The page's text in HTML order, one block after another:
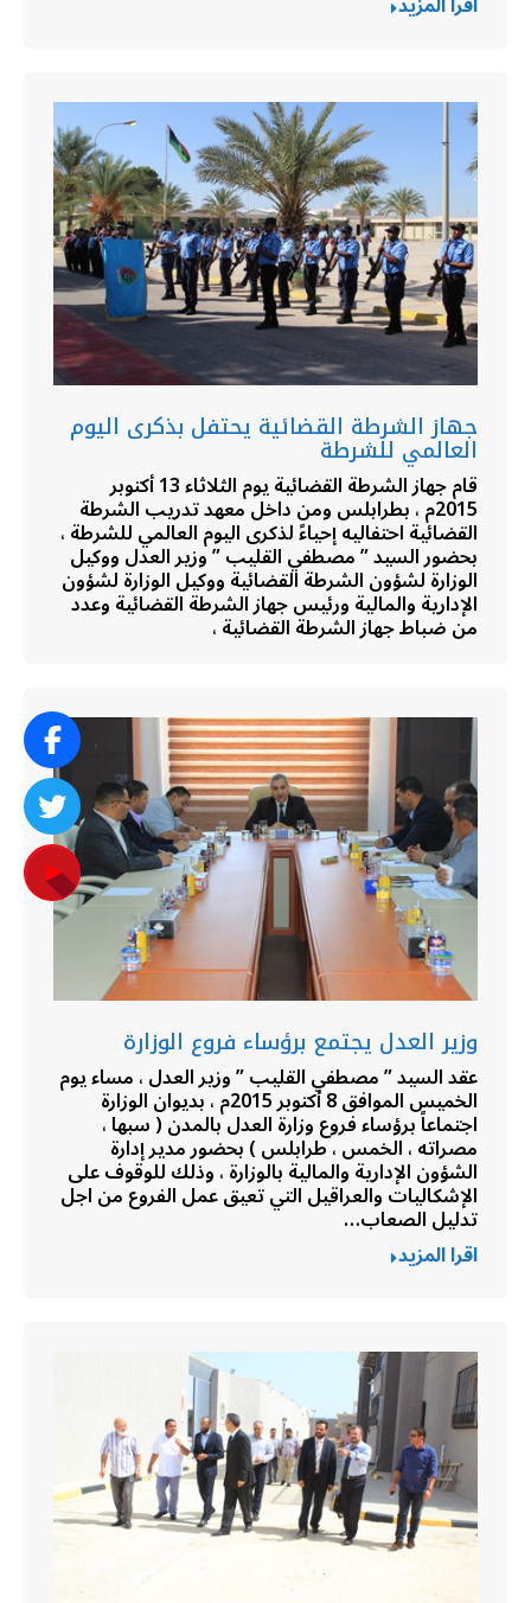
جهاز الشرطة القضائية يحتفل بذكرى اليوم
العالمي للشرطة
قام جهاز الشرطة القضائية يوم الثلاثاء 13 أكتوبر
2015م ، بطرابلس ومن داخل معهد تدريب الشرطة
القضائية احتفاليه إحياءً لذكرى اليوم العالمي للشرطة ،
بحضور السيد ” مصطفي القليب ” وزير العدل ووكيل
الوزارة لشؤون الشرطة القضائية ووكيل الوزارة لشؤون
الإدارية والمالية ورئيس جهاز الشرطة القضائية وعدد
من ضباط جهاز الشرطة القضائية ،
وزير العدل يجتمع برؤساء فروع الوزارة
عقد السيد ” مصطفي القليب ” وزير العدل ، مساء يوم
الخميس الموافق 8 أكتوبر 2015م ، بديوان الوزارة
اجتماعاً برؤساء فروع وزارة العدل بالمدن ( سبها ،
مصراته ، الخمس ، طرابلس ) بحضور مدير إدارة
الشؤون الإدارية والمالية بالوزارة ، وذلك للوقوف على
الإشكاليات والعراقيل التي تعيق عمل الفروع من اجل
تدليل الصعاب…
اقرا المزيد